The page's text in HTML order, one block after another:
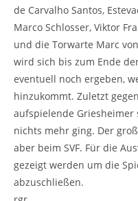
de Carvalho Santos,
Marco Schlosser, Viktor
und die Torwarte Marc
wird sich bis zum Ende
eventuell noch ergeben,
hinzukommt. Zuletzt
aufspielende Griesheimer
nichts mehr ging. Der
aber beim SVF. Für die
gezeigt werden um die
abzuschließen.